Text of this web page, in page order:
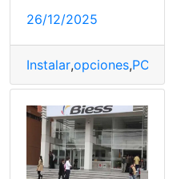
Pensionistas,Trabajadores
26/12/2025
Instalar,opciones,PC